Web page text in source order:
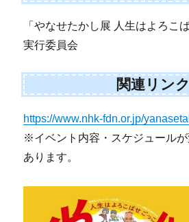
「やなせたかし展 人生はよろこ
実行委員会
関連リンク
https://www.nhk-fdn.or.jp/
※イベント内容・スケジュール
あります。